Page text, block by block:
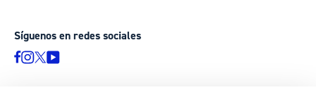
Síguenos en redes sociales